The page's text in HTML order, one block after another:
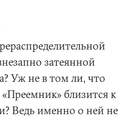
затеянной
Уж не в том ли, что
«Преемник» близится к
Ведь именно о ней не